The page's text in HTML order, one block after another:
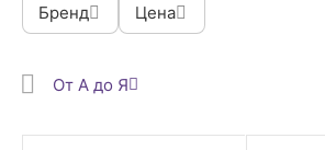
Бренд Цена
От А до Я